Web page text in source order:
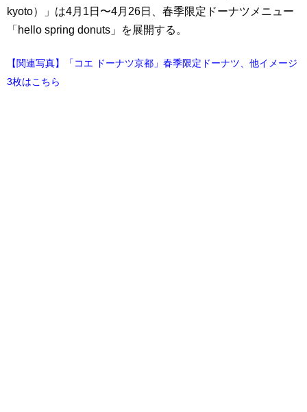
kyoto）」は4月1日〜4月26日、春季限定ドーナツメニュー
「hello spring donuts」を展開する。
【関連写真】「コエ ドーナツ京都」春季限定ドーナツ、他イメージ
3枚はこちら